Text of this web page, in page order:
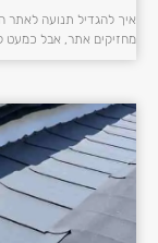
מחזיקים אתר, אבל כמעט